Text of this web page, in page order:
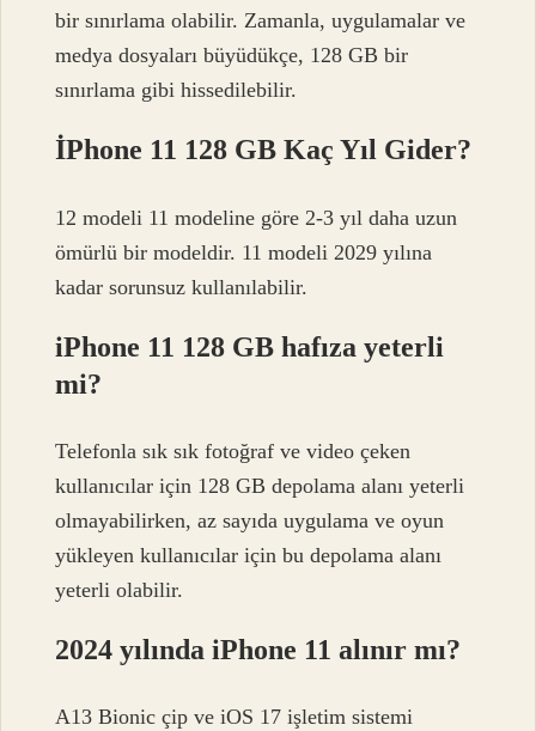
bir sınırlama olabilir. Zamanla, uygulamalar ve
medya dosyaları büyüdükçe, 128 GB bir
sınırlama gibi hissedilebilir.
İPhone 11 128 GB Kaç Yıl Gider?
12 modeli 11 modeline göre 2-3 yıl daha uzun
ömürlü bir modeldir. 11 modeli 2029 yılına
kadar sorunsuz kullanılabilir.
iPhone 11 128 GB hafıza yeterli
mi?
Telefonla sık sık fotoğraf ve video çeken
kullanıcılar için 128 GB depolama alanı yeterli
olmayabilirken, az sayıda uygulama ve oyun
yükleyen kullanıcılar için bu depolama alanı
yeterli olabilir.
2024 yılında iPhone 11 alınır mı?
A13 Bionic çip ve iOS 17 işletim sistemi